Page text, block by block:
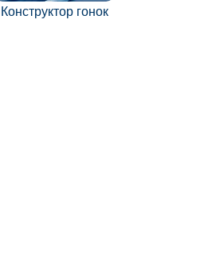
Конструктор гонок